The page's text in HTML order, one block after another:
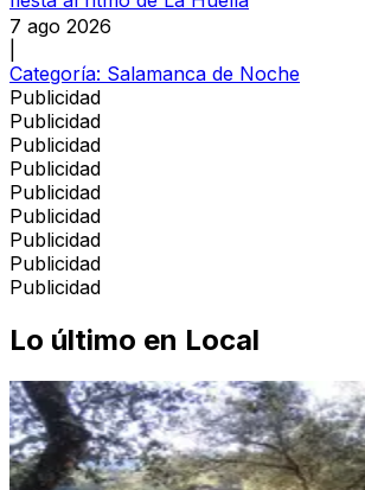
7 ago 2026
Categoría: Salamanca de Noche
Publicidad
Publicidad
Publicidad
Publicidad
Publicidad
Publicidad
Publicidad
Publicidad
Publicidad
Lo último en Local